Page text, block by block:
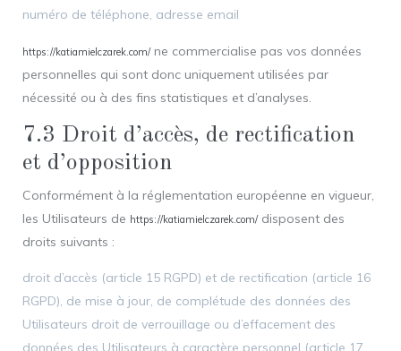
numéro de téléphone, adresse email
https://katiamielczarek.com/ne commercialise pas vos données
personnelles qui sont donc uniquement utilisées par
nécessité ou à des fins statistiques et d’analyses.
7.3 Droit d’accès, de rectification
et d’opposition
Conformément à la réglementation européenne en vigueur,
les Utilisateurs de https://katiamielczarek.com/disposent des
droits suivants :
droit d’accès (article 15 RGPD) et de rectification (article 16
RGPD), de mise à jour, de complétude des données des
Utilisateurs droit de verrouillage ou d’effacement des
données des Utilisateurs à caractère personnel (article 17